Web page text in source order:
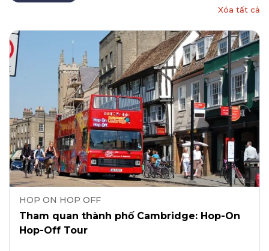
Xóa tất cả
HOP ON HOP OFF
Tham quan thành phố Cambridge: Hop-On
Hop-Off Tour